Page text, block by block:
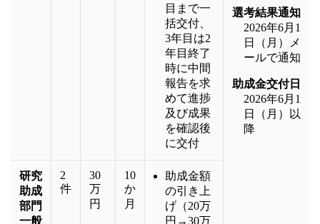
目まで一
括交付、
3年目は2
年目終了
時に中間
報告を求
めて進捗
及び成果
を確認後
に交付
選考結果通知
2026年6月1
日（月）メ
ールで通知
助成金交付日
2026年6月1
日（月）以
降
研究
助成
部門
一般
2
件
30
万
円
10
か
月
助成金額
の引き上
げ（20万
円→30万